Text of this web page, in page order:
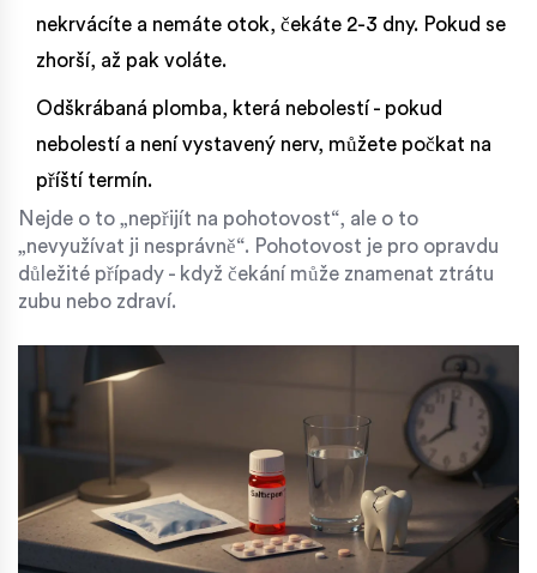
nekrvácíte a nemáte otok, čekáte 2-3 dny. Pokud se
zhorší, až pak voláte.
Odškrábaná plomba, která nebolestí - pokud
nebolestí a není vystavený nerv, můžete počkat na
příští termín.
Nejde o to „nepřijít na pohotovost“, ale o to
„nevyužívat ji nesprávně“. Pohotovost je pro opravdu
důležité případy - když čekání může znamenat ztrátu
zubu nebo zdraví.